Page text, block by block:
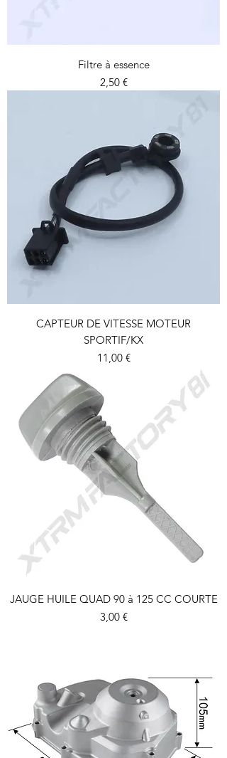
Filtre à essence
Prix
2,50 €
CAPTEUR DE VITESSE MOTEUR
SPORTIF/KX
Prix
11,00 €
JAUGE HUILE QUAD 90 à 125 CC COURTE
Prix
3,00 €